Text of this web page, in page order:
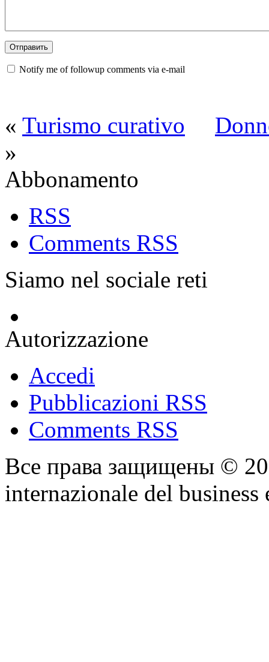
Notify me of followup comments via e-mail
« Turismo curativo
»
Abbonamento
RSS
Comments RSS
Siamo nel sociale reti
Autorizzazione
Accedi
Pubblicazioni RSS
Comments RSS
Все права защищены ©
internazionale del business